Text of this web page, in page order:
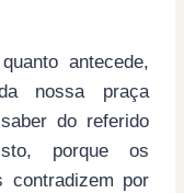
antecede,
nossa praça
do referido
porque os
contradizem por